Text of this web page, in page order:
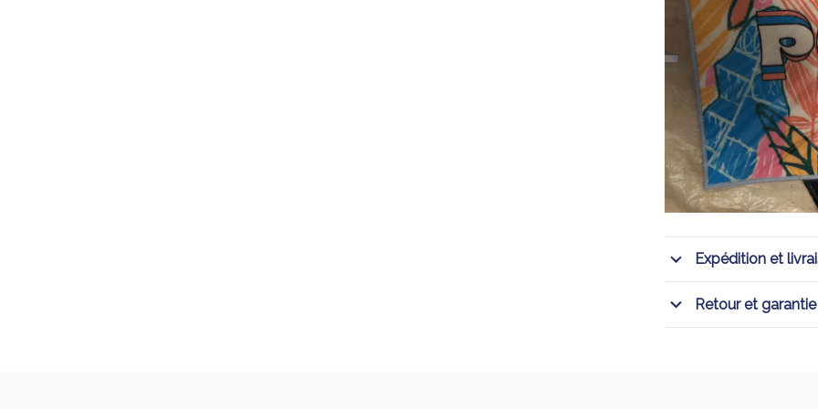
Expédition et
Retour et garantie